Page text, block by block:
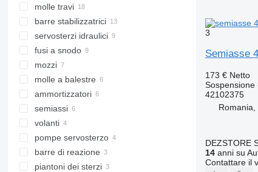
molle travi
barre stabilizzatrici
servosterzi idraulici
fusi a snodo
mozzi
molle a balestre
ammortizzatori
semiassi
volanti
pompe servosterzo
barre di reazione
piantoni dei sterzi
3
Semiasse
173 € Netto
Sospensione
42102375
Romania,
DEZSTORE
14anni su
Contattare il